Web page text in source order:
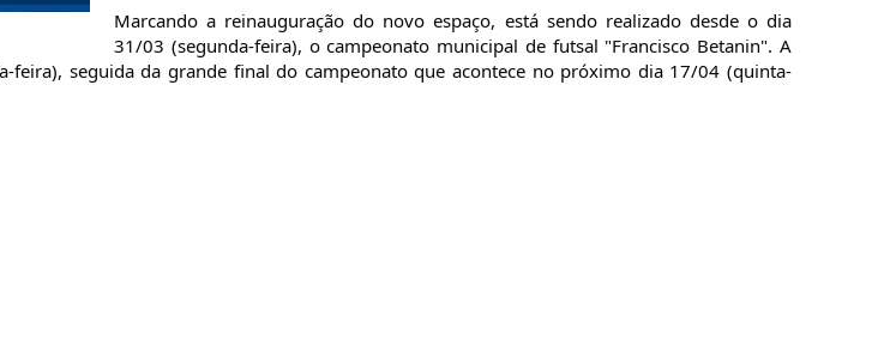
Marcando a reinauguração do novo espaço, está sendo realizado desde o dia
31/03 (segunda-feira), o campeonato municipal de futsal "Francisco Betanin". A
feira), seguida da grande final do campeonato que acontece no próximo dia 17/04 (quinta-